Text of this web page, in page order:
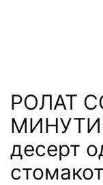
РОЛАТ
МИНУТИ:
десерт
стомакот